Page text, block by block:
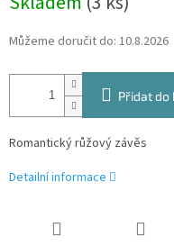
cena:
Můžeme doručit do: 10.8.2026
Přidat do
Romantický růžový závěs
Detailní informace